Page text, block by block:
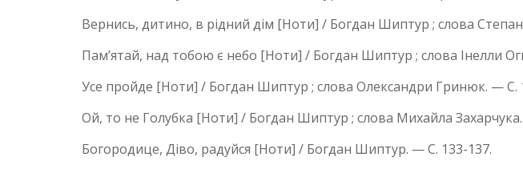
Вернись, дитино, в рідний дім [Ноти] / Богдан Шиптур ; слова
Пам’ятай, над тобою є небо [Ноти] / Богдан Шиптур ; слова Інелли
Усе пройде [Ноти] / Богдан Шиптур ; слова Олександри Гринюк. — С.
Ой, то не Голубка [Ноти] / Богдан Шиптур ; слова Михайла
Богородице, Діво, радуйся [Ноти] / Богдан Шиптур. — С. 133-137.